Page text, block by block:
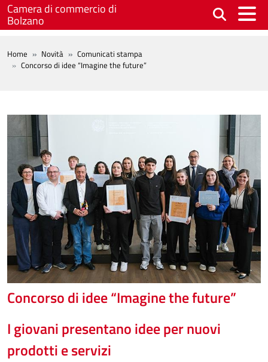
Salta al contenuto principale
Camera di commercio di
Bolzano
BREADCRUMB
Home Novità
Comunicati stampa
Concorso di idee “Imagine the future”
Concorso di idee “Imagine the future”
I giovani presentano idee per nuovi
prodotti e servizi